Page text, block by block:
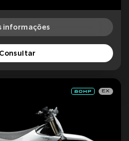
informações
Consultar
EX